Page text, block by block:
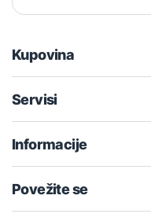
Kupovina
Servisi
Informacije
Povežite se